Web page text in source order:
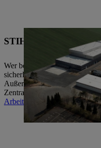
STIHL Werk 6,
Wer bei STIHL eine
sicherlich die Lehrwerkstatt in
Außerdem arbeiten hier unter
Zentrale Managementsysteme
Arbeiten bei STIHL in